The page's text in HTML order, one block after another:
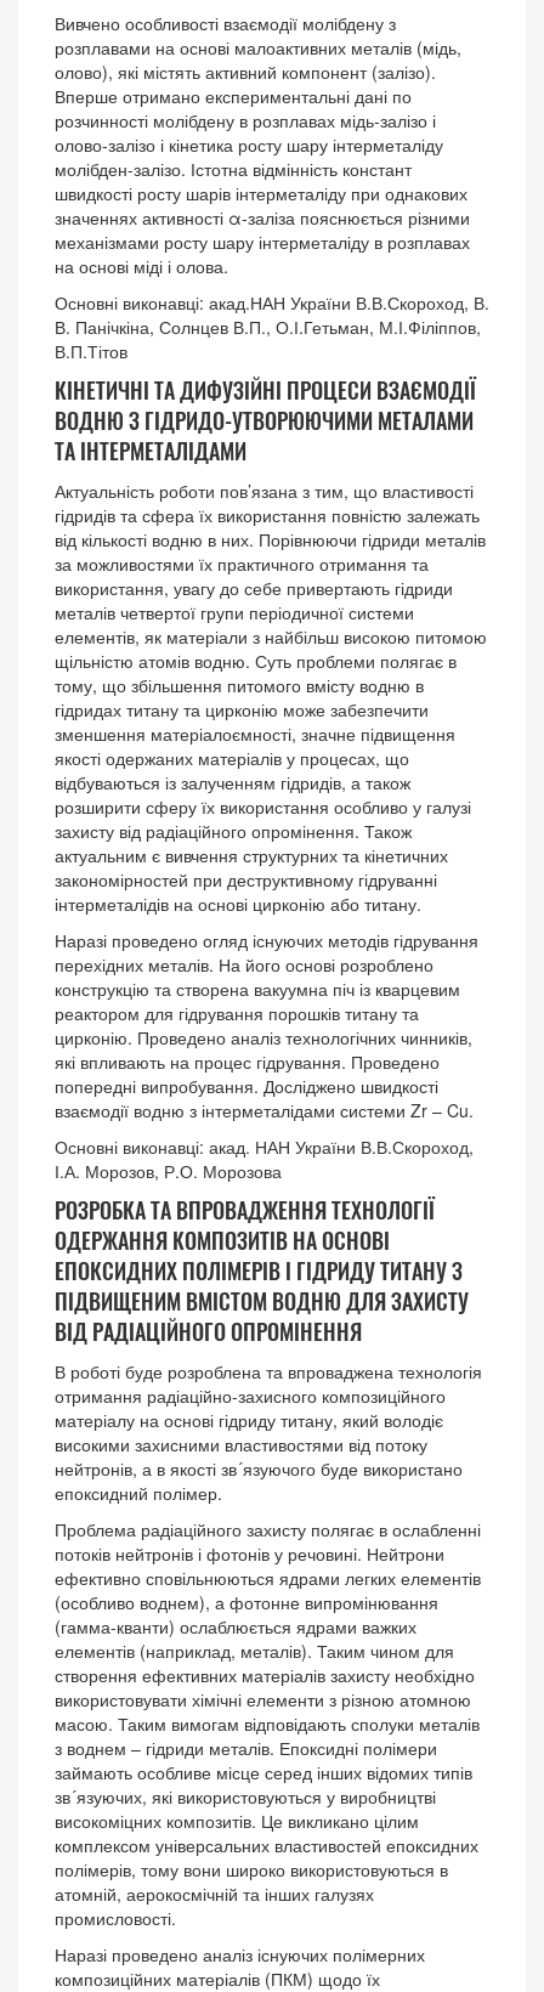
Вивчено особливості взаємодії молібдену з
розплавами на основі малоактивних металів (мідь,
олово), які містять активний компонент (залізо).
Вперше отримано експериментальні дані по
розчинності молібдену в розплавах мідь-залізо і
олово-залізо і кінетика росту шару інтерметаліду
молібден-залізо. Істотна відмінність констант
швидкості росту шарів інтерметаліду при однакових
значеннях активності α-заліза пояснюється різними
механізмами росту шару інтерметаліду в розплавах
на основі міді і олова.
Основні виконавці: акад.НАН України В.В.Скороход, В.
В. Панічкіна, Солнцев В.П., О.І.Гетьман, М.І.Філіппов,
В.П.Тітов
КІНЕТИЧНІ ТА ДИФУЗІЙНІ ПРОЦЕСИ ВЗАЄМОДІЇ
ВОДНЮ З ГІДРИДО-УТВОРЮЮЧИМИ МЕТАЛАМИ
ТА ІНТЕРМЕТАЛІДАМИ
Актуальність роботи пов’язана з тим, що властивості
гідридів та сфера їх використання повністю залежать
від кількості водню в них. Порівнюючи гідриди металів
за можливостями їх практичного отримання та
використання, увагу до себе привертають гідриди
металів четвертої групи періодичної системи
елементів, як матеріали з найбільш високою питомою
щільністю атомів водню. Суть проблеми полягає в
тому, що збільшення питомого вмісту водню в
гідридах титану та цирконію може забезпечити
зменшення матеріалоємності, значне підвищення
якості одержаних матеріалів у процесах, що
відбуваються із залученням гідридів, а також
розширити сферу їх використання особливо у галузі
захисту від радіаційного опромінення. Також
актуальним є вивчення структурних та кінетичних
закономірностей при деструктивному гідруванні
інтерметалідів на основі цирконію або титану.
Наразі проведено огляд існуючих методів гідрування
перехідних металів. На його основі розроблено
конструкцію та створена вакуумна піч із кварцевим
реактором для гідрування порошків титану та
цирконію. Проведено аналіз технологічних чинників,
які впливають на процес гідрування. Проведено
попередні випробування. Досліджено швидкості
взаємодії водню з інтерметалідами системи Zr – Cu.
Основні виконавці: акад. НАН України В.В.Скороход,
І.А. Морозов, Р.О. Морозова
РОЗРОБКА ТА ВПРОВАДЖЕННЯ ТЕХНОЛОГІЇ
ОДЕРЖАННЯ КОМПОЗИТІВ НА ОСНОВІ
ЕПОКСИДНИХ ПОЛІМЕРІВ І ГІДРИДУ ТИТАНУ З
ПІДВИЩЕНИМ ВМІСТОМ ВОДНЮ ДЛЯ ЗАХИСТУ
ВІД РАДІАЦІЙНОГО ОПРОМІНЕННЯ
В роботі буде розроблена та впроваджена технологія
отримання радіаційно-захисного композиційного
матеріалу на основі гідриду титану, який володіє
високими захисними властивостями від потоку
нейтронів, а в якості зв´язуючого буде використано
епоксидний полімер.
Проблема радіаційного захисту полягає в ослабленні
потоків нейтронів і фотонів у речовині. Нейтрони
ефективно сповільнюються ядрами легких елементів
(особливо воднем), а фотонне випромінювання
(гамма-кванти) ослаблюється ядрами важких
елементів (наприклад, металів). Таким чином для
створення ефективних матеріалів захисту необхідно
використовувати хімічні елементи з різною атомною
масою. Таким вимогам відповідають сполуки металів
з воднем – гідриди металів. Епоксидні полімери
займають особливе місце серед інших відомих типів
зв´язуючих, які використовуються у виробництві
високоміцних композитів. Це викликано цілим
комплексом універсальних властивостей епоксидних
полімерів, тому вони широко використовуються в
атомній, аерокосмічній та інших галузях
промисловості.
Наразі проведено аналіз існуючих полімерних
композиційних матеріалів (ПКМ) щодо їх